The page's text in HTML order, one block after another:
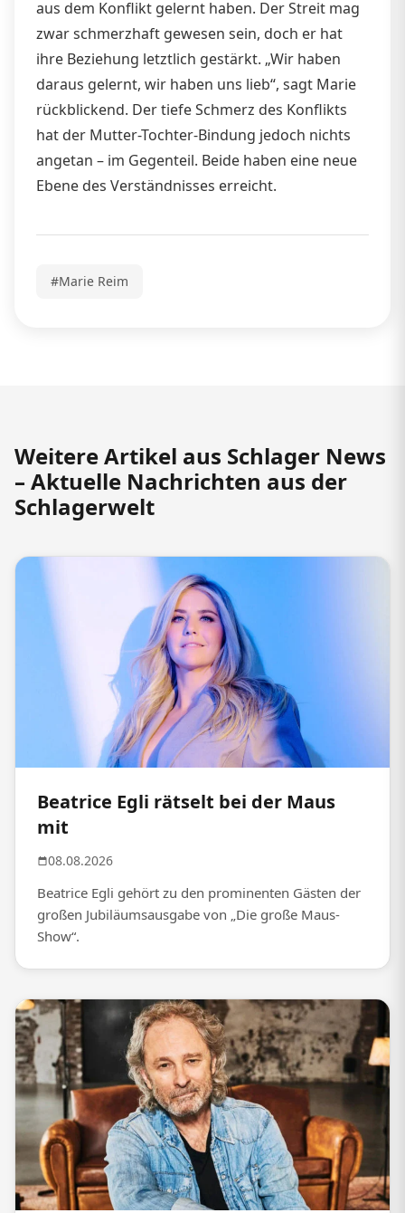
aus dem Konflikt gelernt haben. Der Streit mag
zwar schmerzhaft gewesen sein, doch er hat
ihre Beziehung letztlich gestärkt. „Wir haben
daraus gelernt, wir haben uns lieb“, sagt Marie
rückblickend. Der tiefe Schmerz des Konflikts
hat der Mutter-Tochter-Bindung jedoch nichts
angetan – im Gegenteil. Beide haben eine neue
Ebene des Verständnisses erreicht.
#Marie Reim
Weitere Artikel aus Schlager News
– Aktuelle Nachrichten aus der
Schlagerwelt
Beatrice Egli rätselt bei der Maus
mit
08.08.2026
Beatrice Egli gehört zu den prominenten Gästen der
großen Jubiläumsausgabe von „Die große Maus-
Show“.